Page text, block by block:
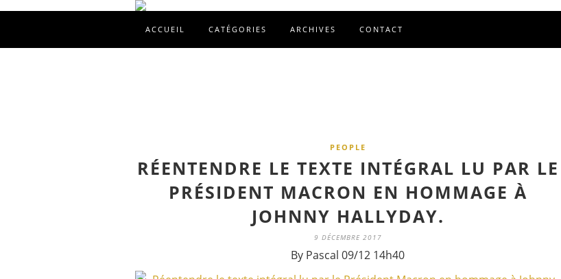
ACCUEIL CATÉGORIES ARCHIVES CONTACT
PEOPLE
RÉENTENDRE LE TEXTE INTÉGRAL LU PAR LE
PRÉSIDENT MACRON EN HOMMAGE À
JOHNNY HALLYDAY.
9 DÉCEMBRE 2017
By Pascal 09/12 14h40